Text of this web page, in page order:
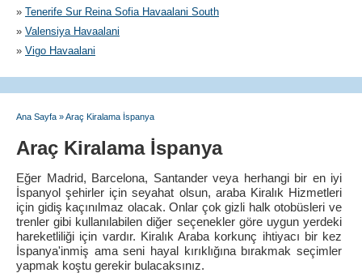
» Tenerife Sur Reina Sofia Havaalani South
» Valensiya Havaalani
» Vigo Havaalani
Ana Sayfa »Araç Kiralama İspanya
Araç Kiralama İspanya
Eğer Madrid, Barcelona, Santander veya herhangi bir en iyi
İspanyol şehirler için seyahat olsun, araba Kiralık Hizmetleri
için gidiş kaçınılmaz olacak. Onlar çok gizli halk otobüsleri ve
trenler gibi kullanılabilen diğer seçenekler göre uygun yerdeki
hareketliliği için vardır. Kiralık Araba korkunç ihtiyacı bir kez
İspanya'inmiş ama seni hayal kırıklığına bırakmak seçimler
yapmak koştu gerekir bulacaksınız.